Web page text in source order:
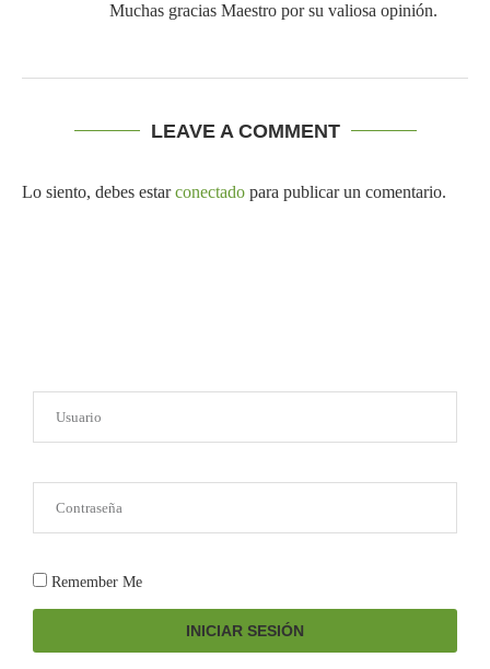
Muchas gracias Maestro por su valiosa opinión.
LEAVE A COMMENT
Lo siento, debes estarconectado para publicar un comentario.
Remember Me
INICIAR SESIÓN